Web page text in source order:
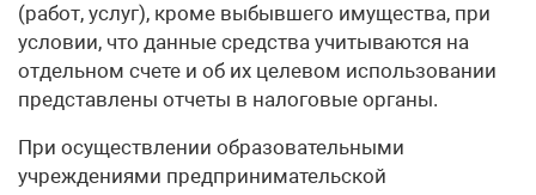
(работ, услуг), кроме выбывшего имущества, при
условии, что данные средства учитываются на
отдельном счете и об их целевом использовании
представлены отчеты в налоговые органы.
При осуществлении образовательными
учреждениями предпринимательской